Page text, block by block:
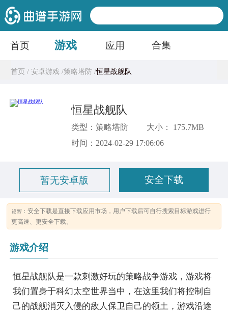
首页 游戏 应用 合集
首页 /安卓游戏 /策略塔防 /恒星战舰队
恒星战舰队
类型：策略塔防
大小： 175.7MB
时间：2024-02-29 17:06:06
暂无安卓版 安全下载
说明：安全下载是直接下载应用市场，用户下载后可自行搜索目标游戏进行
更高速、更安全下载。
游戏介绍
恒星战舰队是一款刺激好玩的策略战争游戏，游戏将
我们置身于科幻太空世界当中，在这里我们将控制自
己的战舰消灭入侵的敌人保卫自己的领土，游戏沿途